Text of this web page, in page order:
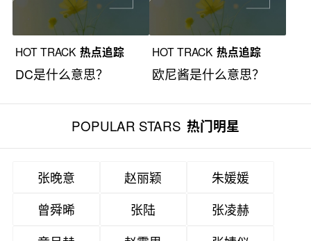
HOT TRACK 热点追踪
DC是什么意思？
HOT TRACK 热点追踪
欧尼酱是什么意思？
POPULAR STARS 热门明星
张晚意 赵丽颖
朱媛媛
曾舜晞
张陆
张凌赫